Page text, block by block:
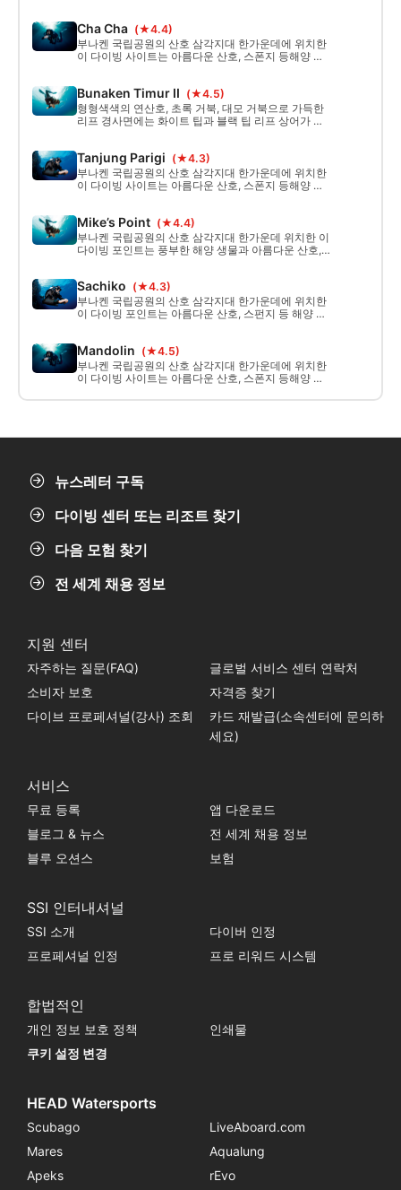
다.
Cha Cha (★4.4)
부나켄 국립공원의 산호 삼각지대 한가운데에 위치한
이 다이빙 사이트는 아름다운 산호, 스폰지 등해양 생
Bunaken Timur II (★4.5)
형형색색의 연산호, 초록 거북, 대모 거북으로 가득한
리프 경사면에는 화이트 팁과 블랙 팁 리프 상어가 서
Tanjung Parigi (★4.3)
부나켄 국립공원의 산호 삼각지대 한가운데에 위치한
이 다이빙 사이트는 아름다운 산호, 스폰지 등해양 생
Mike’s Point (★4.4)
부나켄 국립공원의 산호 삼각지대 한가운데 위치한 이
다이빙 포인트는 풍부한 해양 생물과 아름다운 산호,
다.
Sachiko (★4.3)
부나켄 국립공원의 산호 삼각지대 한가운데에 위치한
이 다이빙 포인트는 아름다운 산호, 스펀지 등 해양 생
다.
Mandolin (★4.5)
부나켄 국립공원의 산호 삼각지대 한가운데에 위치한
이 다이빙 사이트는 아름다운 산호, 스폰지 등해양 생
다이빙, 스노클링에도 적합합니다.
뉴스레터 구독
다이빙 센터 또는 리조트 찾기
다음 모험 찾기
전 세계 채용 정보
지원 센터
자주하는 질문(FAQ)
글로벌 서비스 센터 연락처
소비자 보호
자격증 찾기
다이브 프로페셔널(강사) 조회
카드 재발급(소속센터에 문의하
세요)
서비스
무료 등록
앱 다운로드
블로그 & 뉴스
전 세계 채용 정보
블루 오션스
보험
SSI 인터내셔널
SSI 소개
다이버 인정
프로페셔널 인정
프로 리워드 시스템
합법적인
개인 정보 보호 정책
인쇄물
쿠키 설정 변경
HEAD Watersports
Scubago
LiveAboard.com
Mares
Aqualung
Apeks
rEvo